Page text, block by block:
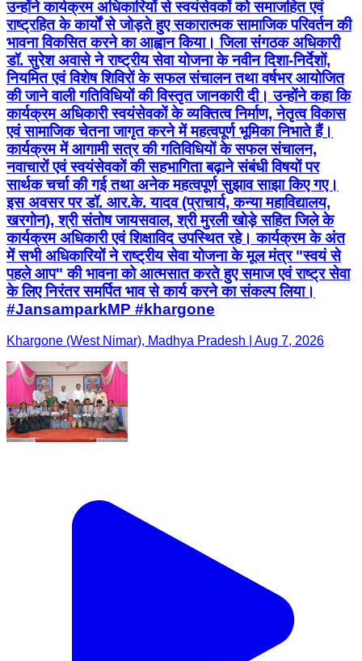
उन्होंने कार्यक्रम अधिकारियों से स्वयंसेवकों को समाजहित एवं
राष्ट्रहित के कार्यों से जोड़ते हुए सकारात्मक सामाजिक परिवर्तन की
भावना विकसित करने का आह्वान किया। जिला संगठक अधिकारी
डॉ. सुरेश अवासे ने राष्ट्रीय सेवा योजना के नवीन दिशा-निर्देशों,
नियमित एवं विशेष शिविरों के सफल संचालन तथा वर्षभर आयोजित
की जाने वाली गतिविधियों की विस्तृत जानकारी दी। उन्होंने कहा कि
कार्यक्रम अधिकारी स्वयंसेवकों के व्यक्तित्व निर्माण, नेतृत्व विकास
एवं सामाजिक चेतना जागृत करने में महत्वपूर्ण भूमिका निभाते हैं।
कार्यक्रम में आगामी सत्र की गतिविधियों के सफल संचालन,
नवाचारों एवं स्वयंसेवकों की सहभागिता बढ़ाने संबंधी विषयों पर
सार्थक चर्चा की गई तथा अनेक महत्वपूर्ण सुझाव साझा किए गए।
इस अवसर पर डॉ. आर.के. यादव (प्राचार्य, कन्या महाविद्यालय,
खरगोन), श्री संतोष जायसवाल, श्री मुरली खोड़े सहित जिले के
कार्यक्रम अधिकारी एवं शिक्षाविद उपस्थित रहे। कार्यक्रम के अंत
में सभी अधिकारियों ने राष्ट्रीय सेवा योजना के मूल मंत्र "स्वयं से
पहले आप" की भावना को आत्मसात करते हुए समाज एवं राष्ट्र सेवा
के लिए निरंतर समर्पित भाव से कार्य करने का संकल्प लिया।
#JansamparkMP #khargone
Khargone (West Nimar), Madhya Pradesh | Aug 7, 2026